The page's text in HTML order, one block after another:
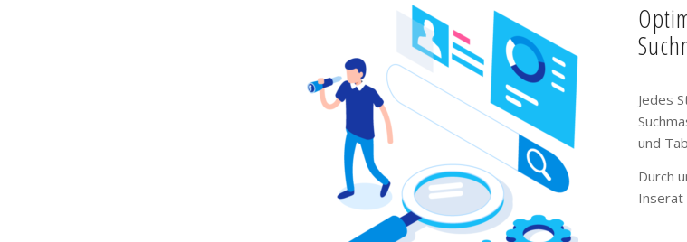
Jedes
und
Durch
Inserat